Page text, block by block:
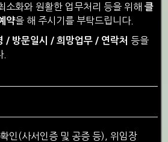
소화와 원활한 업무처리 등을 위해클
약을 해 주시기를 부탁드립니다.
/ 방문일시 / 희망업무 / 연락처 등을
.
인(사서인증 및 공증 등), 위임장